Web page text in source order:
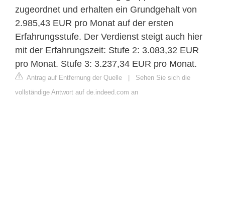
zugeordnet und erhalten ein Grundgehalt von
2.985,43 EUR pro Monat auf der ersten
Erfahrungsstufe. Der Verdienst steigt auch hier
mit der Erfahrungszeit: Stufe 2: 3.083,32 EUR
pro Monat. Stufe 3: 3.237,34 EUR pro Monat.
Antrag auf Entfernung der Quelle | Sehen Sie sich die
vollständige Antwort auf de.indeed.com an